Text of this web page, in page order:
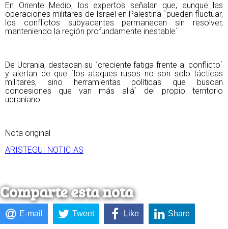
En Oriente Medio, los expertos señalan que, aunque las
operaciones militares de Israel en Palestina `pueden fluctuar,
los conflictos subyacentes permanecen sin resolver,
manteniendo la región profundamente inestable´.
De Ucrania, destacan su `creciente fatiga frente al conflicto´
y alertan de que `los ataques rusos no son solo tácticas
militares, sino herramientas políticas que buscan
concesiones que van más allá´ del propio territorio
ucraniano.
Nota original
ARISTEGUI NOTICIAS
Comparte esta nota
E-mail Tweet Like Share